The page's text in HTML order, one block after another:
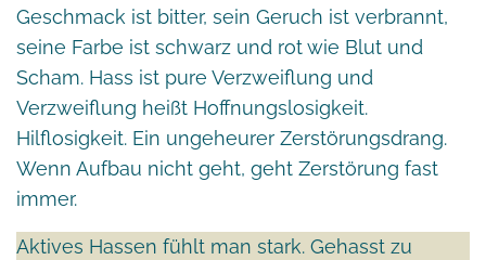
Geschmack ist bitter, sein Geruch ist verbrannt,
seine Farbe ist schwarz und rot wie Blut und
Scham. Hass ist pure Verzweiflung und
Verzweiflung heißt Hoffnungslosigkeit.
Hilflosigkeit. Ein ungeheurer Zerstörungsdrang.
Wenn Aufbau nicht geht, geht Zerstörung fast
immer.
Aktives Hassen fühlt man stark. Gehasst zu